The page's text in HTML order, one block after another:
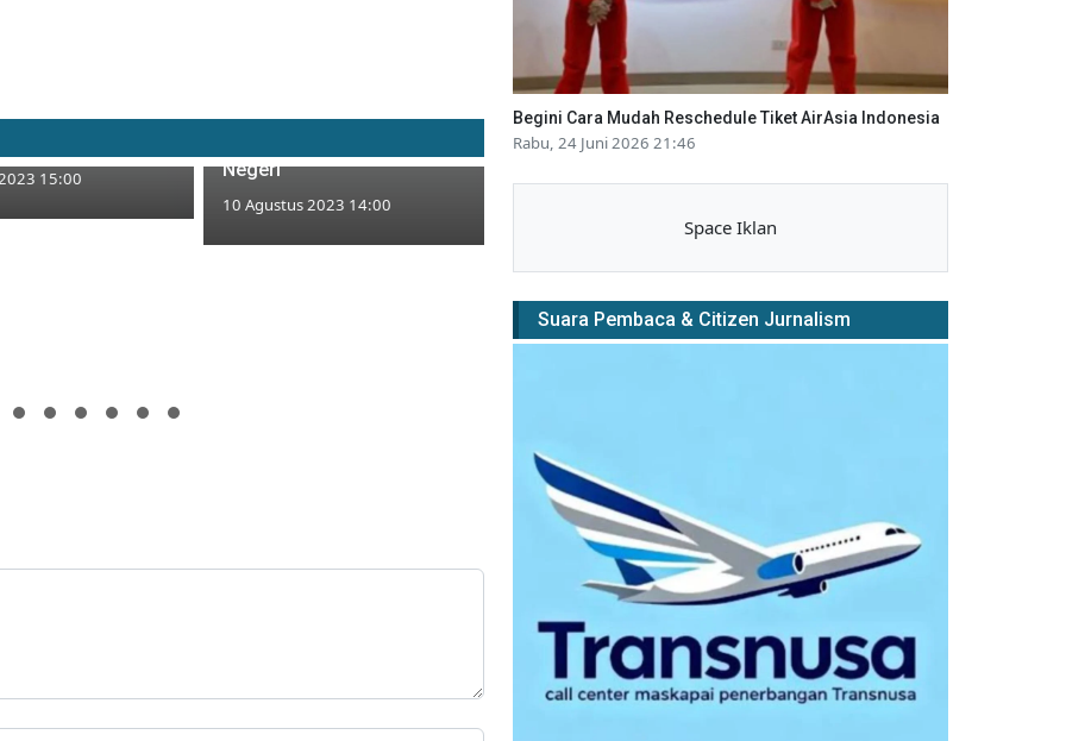
Eror, Panitia
15:00
Negeri
10 Agustus 2023 14:00
Begini Cara Mudah Reschedule Tiket AirAsia Indonesia
Rabu, 24 Juni 2026 21:46
Space Iklan
Suara Pembaca & Citizen Jurnalism